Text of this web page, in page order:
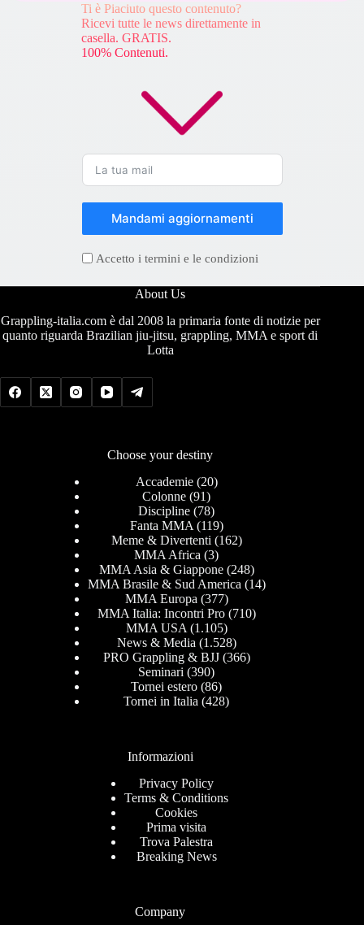
Ti è Piaciuto questo contenuto?
Ricevi tutte le news direttamente in
casella. GRATIS.
100% Contenuti.
Mandami aggiornamenti
Accetto i termini e le condizioni
About Us
Grappling-italia.com è dal 2008 la primaria fonte di notizie per
quanto riguarda Brazilian jiu-jitsu, grappling, MMA e sport di
Lotta
Choose your destiny
Accademie(20)
Colonne (91)
Discipline (78)
Fanta MMA (119)
Meme & Divertenti (162)
MMA Africa (3)
MMA Asia & Giappone(248)
MMA Brasile & Sud America (14)
MMA Europa (377)
MMA Italia: Incontri Pro(710)
MMA USA (1.105)
News & Media (1.528)
PRO Grappling & BJJ(366)
Seminari (390)
Tornei estero (86)
Tornei in Italia (428)
Informazioni
Privacy Policy
Terms & Conditions
Cookies
Prima visita
Trova Palestra
Breaking News
Company